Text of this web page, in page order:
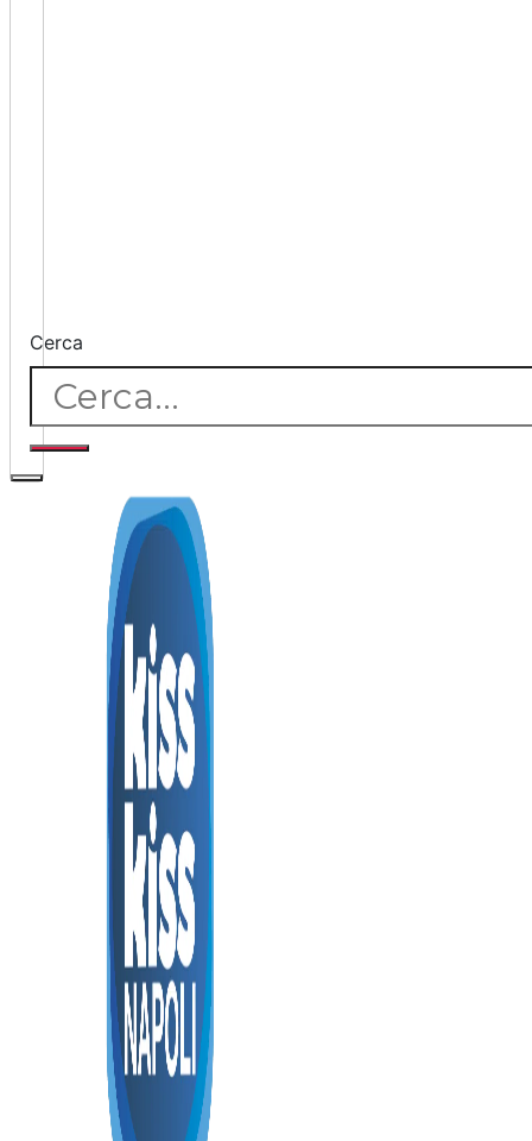
Cerca